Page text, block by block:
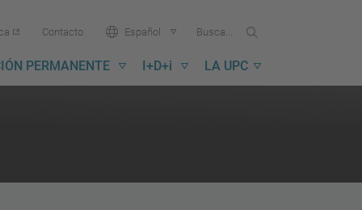
Contacto Idioma:Español
Buscar
UPC
PERMANENTE I+D+i LA UPC